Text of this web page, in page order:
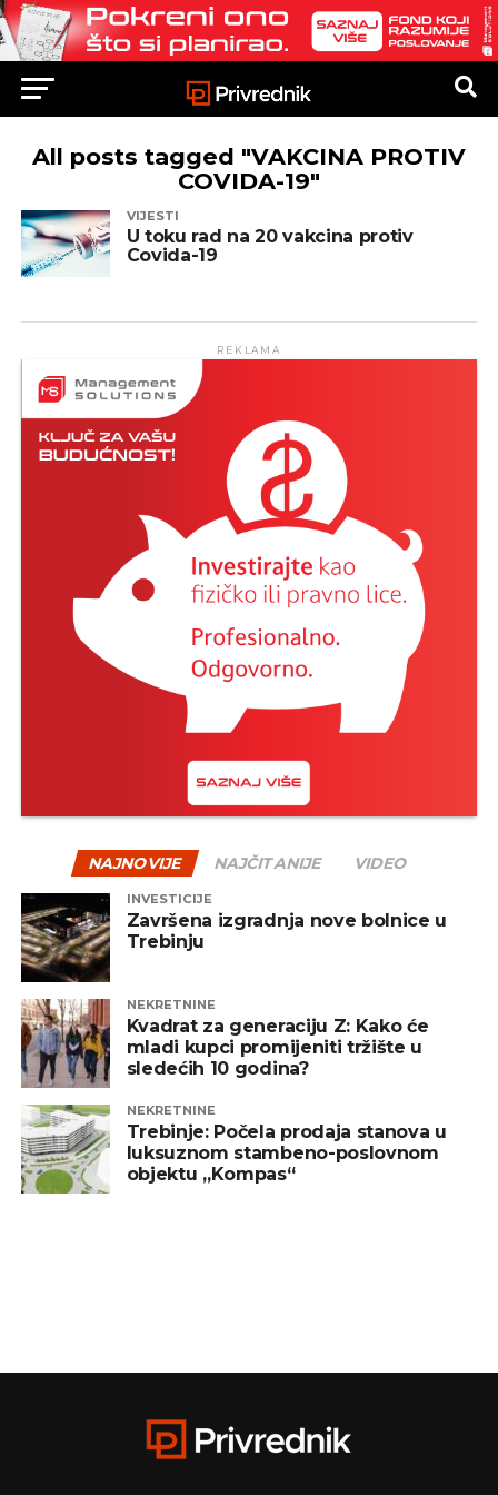
All posts tagged "VAKCINA PROTIV
COVIDA-19"
VIJESTI
U toku rad na 20 vakcina protiv
Covida-19
REKLAMA
NAJNOVIJE NAJČITANIJE VIDEO
INVESTICIJE
Završena izgradnja nove bolnice u
Trebinju
NEKRETNINE
Kvadrat za generaciju Z: Kako će
mladi kupci promijeniti tržište u
sledećih 10 godina?
NEKRETNINE
Trebinje: Počela prodaja stanova u
luksuznom stambeno-poslovnom
objektu „Kompas“